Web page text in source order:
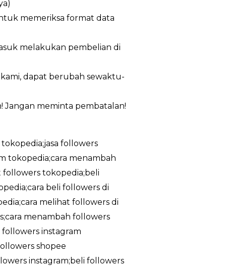
memeriksa format data
melakukan pembelian di
dapat berubah sewaktu-
Jangan meminta pembatalan!
followers
tokopedia;cara menambah
tokopedia;beli
beli followers di
melihat followers di
menambah followers
instagram
shopee
instagram;beli followers